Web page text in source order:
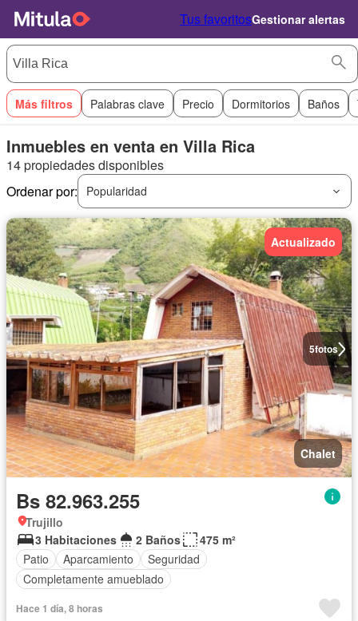
Tus favoritosGestionar alertas
Más filtros Palabras clave Precio Dormitorios Baños
Inmuebles en venta en Villa Rica
14 propiedades disponibles
Ordenar por:
Popularidad
5fotos
Actualizado
Chalet
Bs 82.963.255
Trujillo
3 Habitaciones
2 Baños
475 m²
Patio
Aparcamiento
Seguridad
Completamente amueblado
Hace 1 día, 8 horas